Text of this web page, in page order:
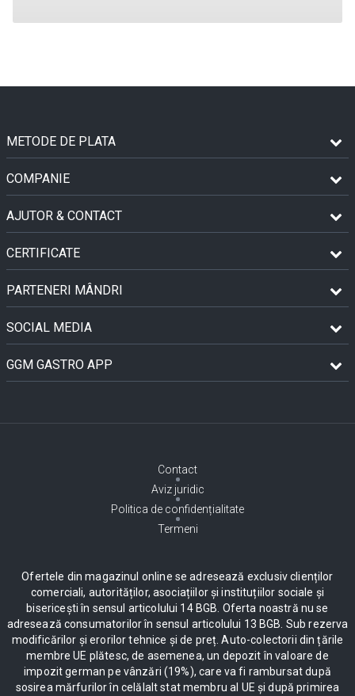
METODE DE PLATA
COMPANIE
AJUTOR & CONTACT
CERTIFICATE
PARTENERI MÂNDRI
SOCIAL MEDIA
GGM GASTRO APP
Contact
Aviz juridic
Politica de confidențialitate
Termeni
Ofertele din magazinul online se adresează exclusiv clienților
comerciali, autorităților, asociațiilor și instituțiilor sociale și
bisericești în sensul articolului 14 BGB. Oferta noastră nu se
adresează consumatorilor în sensul articolului 13 BGB. Sub rezerva
modificărilor și erorilor tehnice și de preț. Auto-colectorii din țările
membre UE plătesc, de asemenea, un depozit în valoare de
impozit german pe vânzări (19%), care va fi rambursat după
sosirea mărfurilor în celălalt stat membru al UE și după primirea